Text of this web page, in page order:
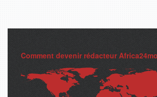
Comment devenir rédacteur